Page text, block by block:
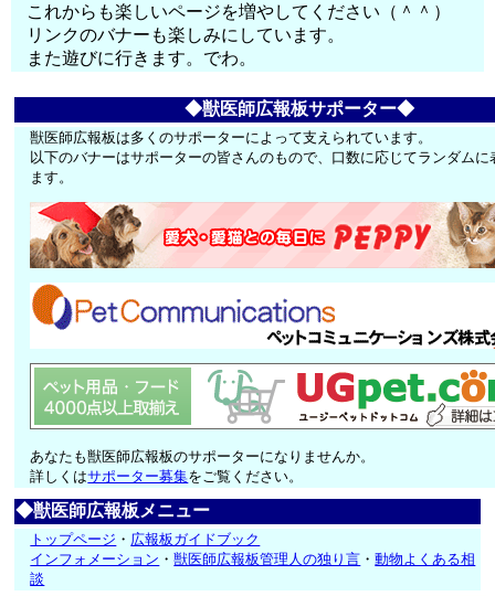
これからも楽しいページを増やしてください（＾＾）
リンクのバナーも楽しみにしています。
また遊びに行きます。でわ。
◆獣医師広報板サポーター◆
獣医師広報板は多くのサポーターによって支えられています。
以下のバナーはサポーターの皆さんのもので、口数に応じてランダムに
ます。
あなたも獣医師広報板のサポーターになりませんか。
詳しくはサポーター募集をご覧ください。
◆獣医師広報板メニュー
トップページ ・ 広報板ガイドブック
インフォメーション ・獣医師広報板管理人の独り言 ・動物よくある相
談